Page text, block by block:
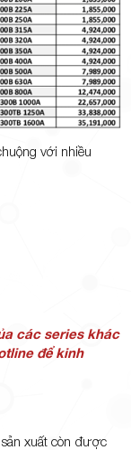
với nhiều
các series khác
để kinh
xuất còn được